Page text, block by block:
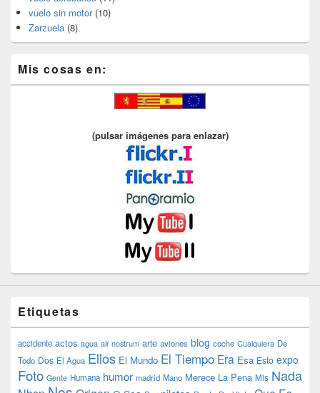
vuelo sin motor(10)
Zarzuela (8)
Mis cosas en:
(pulsar imágenes para enlazar)
Etiquetas
accidente actos agua air nostrum arte aviones blog coche Cualquiera De
Todo Dos El Agua Ellos El Mundo El Tiempo Era Esa Esto expo
Foto Gente Humana humor madrid Mano Merece La Pena Mis Nada